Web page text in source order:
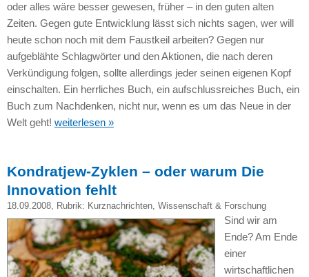
oder alles wäre besser gewesen, früher – in den guten alten
Zeiten. Gegen gute Entwicklung lässt sich nichts sagen, wer will
heute schon noch mit dem Faustkeil arbeiten? Gegen nur
aufgeblähte Schlagwörter und den Aktionen, die nach deren
Verkündigung folgen, sollte allerdings jeder seinen eigenen Kopf
einschalten. Ein herrliches Buch, ein aufschlussreiches Buch, ein
Buch zum Nachdenken, nicht nur, wenn es um das Neue in der
Welt geht! weiterlesen »
Kondratjew-Zyklen – oder warum Die
Innovation fehlt
18.09.2008, Rubrik: Kurznachrichten, Wissenschaft & Forschung
Sind wir am
Ende? Am Ende
einer
wirtschaftlichen